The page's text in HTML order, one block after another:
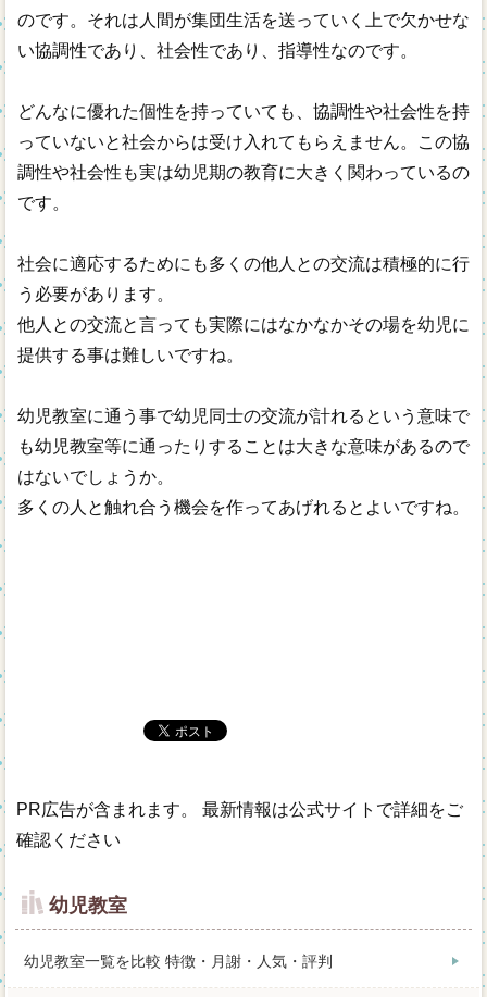
のです。それは人間が集団生活を送っていく上で欠かせな
い協調性であり、社会性であり、指導性なのです。
どんなに優れた個性を持っていても、協調性や社会性を持
っていないと社会からは受け入れてもらえません。この協
調性や社会性も実は幼児期の教育に大きく関わっているの
です。
社会に適応するためにも多くの他人との交流は積極的に行
う必要があります。
他人との交流と言っても実際にはなかなかその場を幼児に
提供する事は難しいですね。
幼児教室に通う事で幼児同士の交流が計れるという意味で
も幼児教室等に通ったりすることは大きな意味があるので
はないでしょうか。
多くの人と触れ合う機会を作ってあげれるとよいですね。
PR広告が含まれます。 最新情報は公式サイトで詳細をご
確認ください
幼児教室
幼児教室一覧を比較 特徴・月謝・人気・評判